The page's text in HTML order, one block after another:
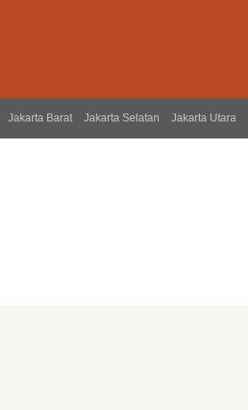
Jakarta Barat Jakarta Selatan Jakarta Utara